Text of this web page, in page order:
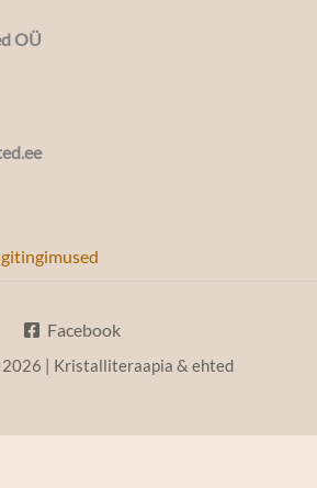
OÜ
Facebook
| Kristalliteraapia & ehted